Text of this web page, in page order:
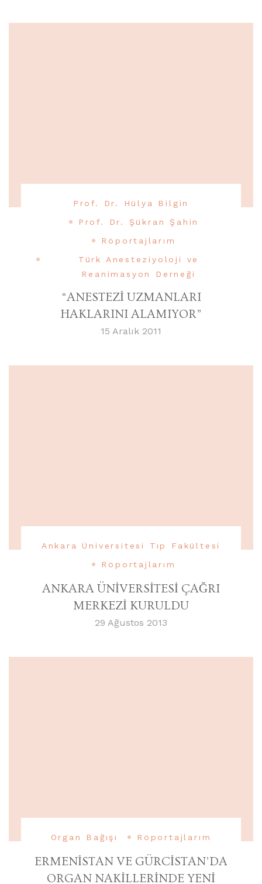
Prof. Dr. Hülya Bilgin
Prof. Dr. Şükran Şahin
Röportajlarım
Türk Anesteziyoloji ve
Reanimasyon Derneği
“ANESTEZİ UZMANLARI
HAKLARINI ALAMIYOR”
15 Aralık 2011
Ankara Üniversitesi Tıp Fakültesi
Röportajlarım
ANKARA ÜNİVERSİTESİ ÇAĞRI
MERKEZİ KURULDU
29 Ağustos 2013
Organ Bağışı Röportajlarım
ERMENİSTAN VE GÜRCİSTAN’DA
ORGAN NAKİLLERİNDE YENİ